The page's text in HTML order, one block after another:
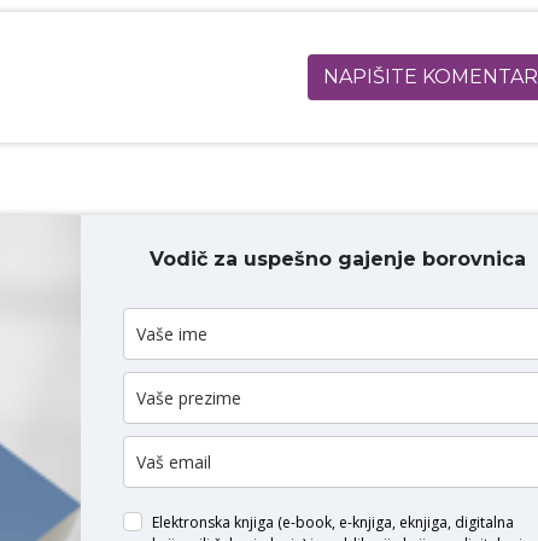
NAPIŠITE KOMENTAR
KOMENTAR
Vodič za uspešno gajenje borovnica
Elektronska knjiga (e-book, e-knjiga, eknjiga, digitalna